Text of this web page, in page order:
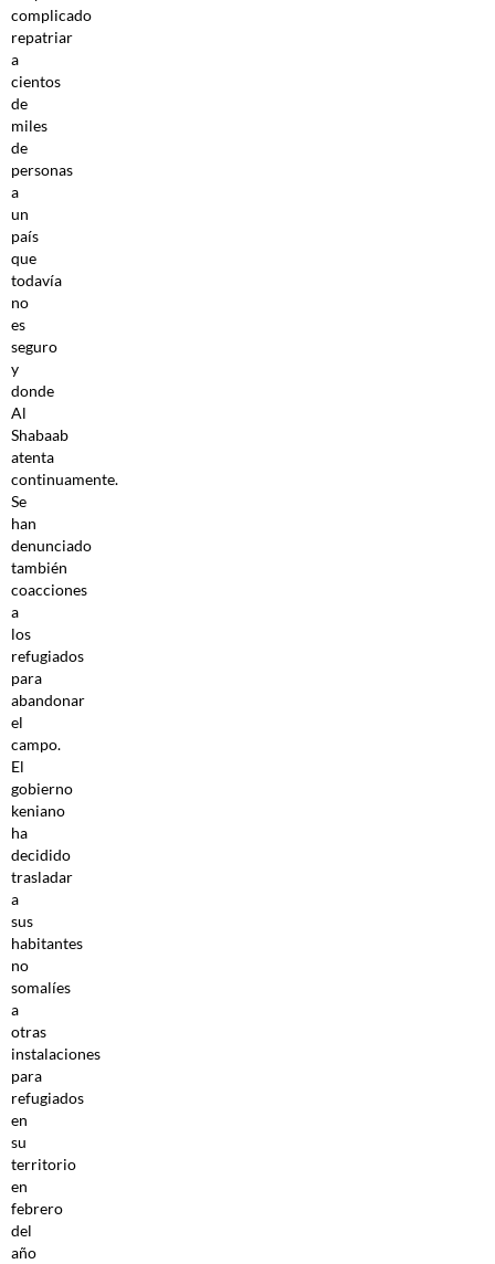
complicado
repatriar
a
cientos
de
miles
de
personas
a
un
país
que
todavía
no
es
seguro
y
donde
Al
Shabaab
atenta
continuamente.
Se
han
denunciado
también
coacciones
a
los
refugiados
para
abandonar
el
campo.
El
gobierno
keniano
ha
decidido
trasladar
a
sus
habitantes
no
somalíes
a
otras
instalaciones
para
refugiados
en
su
territorio
en
febrero
del
año